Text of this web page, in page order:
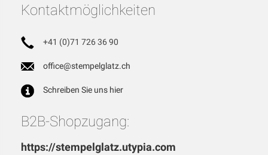
Kontaktmöglichkeiten
+41 (0)71 726 36 90
office@stempelglatz.ch
Schreiben Sie uns hier
B2B-Shopzugang:
https://stempelglatz.utypia.com